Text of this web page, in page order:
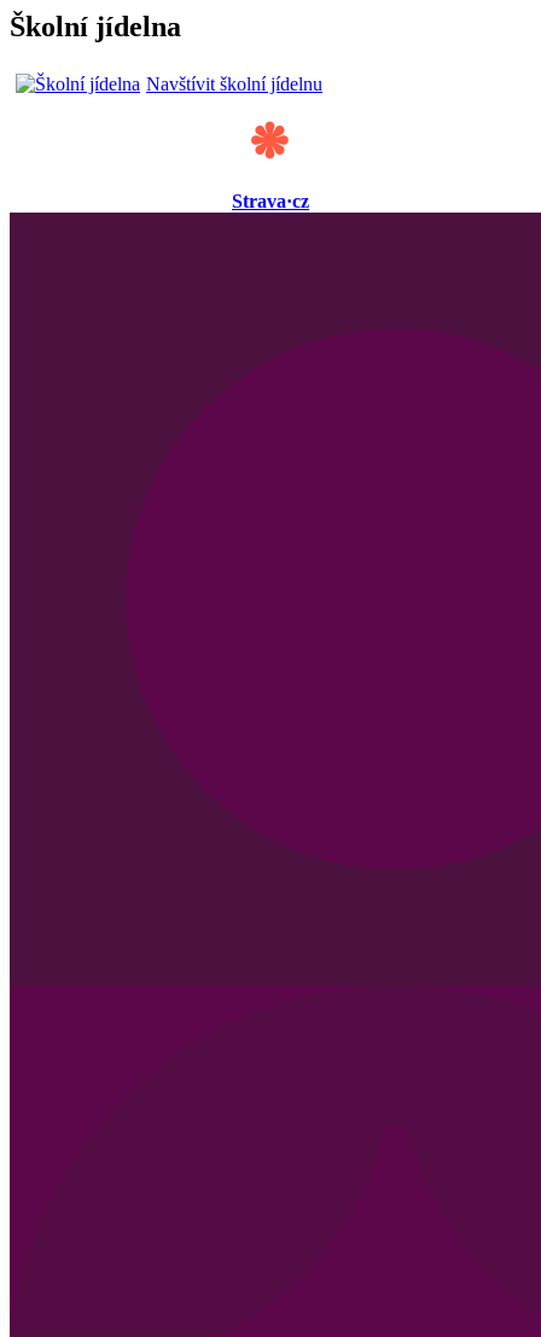
Školní jídelna
Navštívit školní jídelnu
Strava·cz